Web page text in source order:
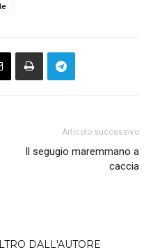
Articolo successivo
Il segugio maremmano a
caccia
DALL'AUTORE